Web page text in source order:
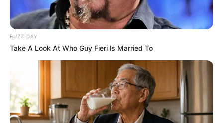
BUZZ DAY
Take A Look At Who Guy Fieri Is Married To